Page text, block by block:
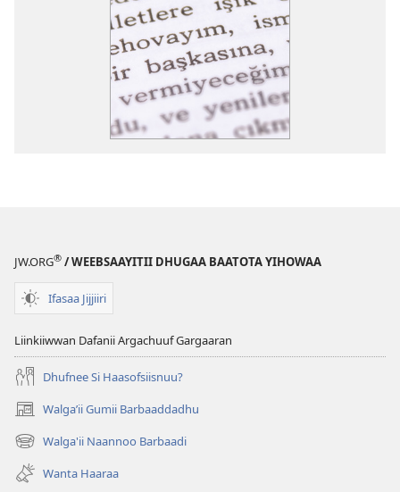
JW.ORG® / WEEBSAAYITII DHUGAA BAATOTA YIHOWAA
Ifasaa Jijjiiri
Liinkiiwwan Dafanii Argachuuf Gargaaran
Dhufnee Si Haasofsiisnuu?
Walgaʼii Gumii Barbaaddadhu
(opens
new
window)
Walga'ii Naannoo Barbaadi
(opens
new
window)
Wanta Haaraa